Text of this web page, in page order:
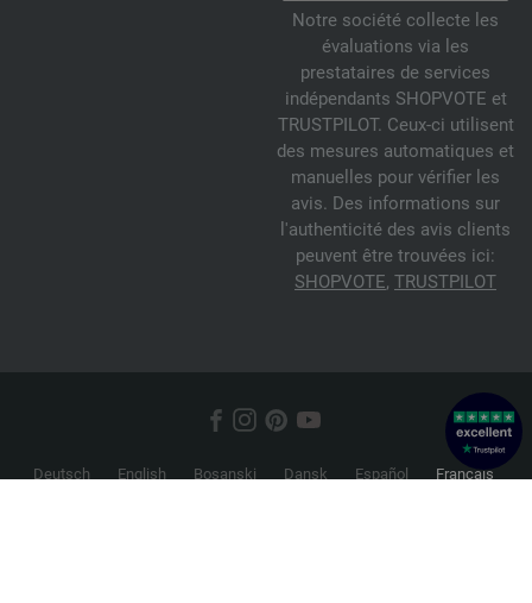
Notre société collecte les
évaluations via les
prestataires de services
indépendants SHOPVOTE et
TRUSTPILOT. Ceux-ci utilisent
des mesures automatiques et
manuelles pour vérifier les
avis. Des informations sur
l'authenticité des avis clients
peuvent être trouvées ici:
SHOPVOTE, TRUSTPILOT
Deutsch English Bosanski Dansk Español
Français